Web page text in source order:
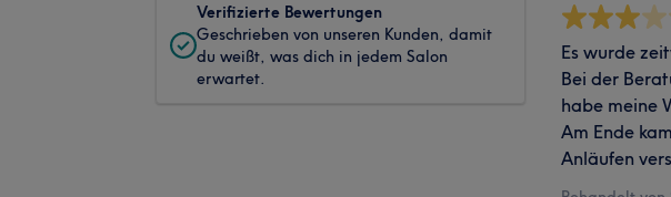
Verifizierte Bewertungen
Geschrieben von unseren Kunden, damit
du weißt, was dich in jedem Salon
erwartet.
Es wurde
Bei der
habe meine
Am Ende
Anläufen